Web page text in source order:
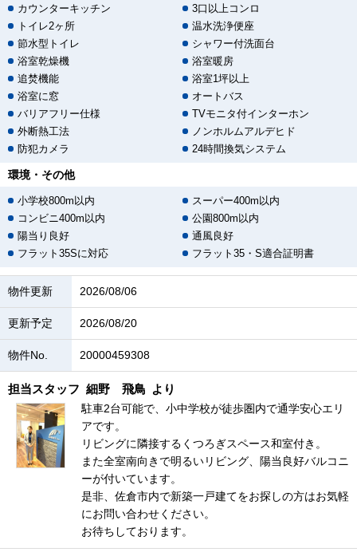
カウンターキッチン
3口以上コンロ
トイレ2ヶ所
温水洗浄便座
節水型トイレ
シャワー付洗面台
浴室乾燥機
浴室暖房
追焚機能
浴室1坪以上
浴室に窓
オートバス
バリアフリー仕様
TVモニタ付インターホン
外断熱工法
ノンホルムアルデヒド
防犯カメラ
24時間換気システム
環境・その他
小学校800m以内
スーパー400m以内
コンビニ400m以内
公園800m以内
陽当り良好
通風良好
フラット35Sに対応
フラット35・S適合証明書
物件更新 2026/08/06
更新予定 2026/08/20
物件No. 20000459308
担当スタッフ 細野 飛鳥 より
駐車2台可能で、小中学校が徒歩圏内で通学安心エリ
アです。
リビングに隣接するくつろぎスペース和室付き。
また全室南向きで明るいリビング、陽当良好バルコニ
ーが付いています。
是非、佐倉市内で新築一戸建てをお探しの方はお気軽
にお問い合わせください。
お待ちしております。